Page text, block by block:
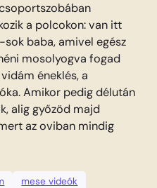
a polcokon: van itt
baba, amivel egész
mosolyogva fogad
éneklés, a
Amikor pedig délután
alig győzöd majd
az oviban mindig
mese videók